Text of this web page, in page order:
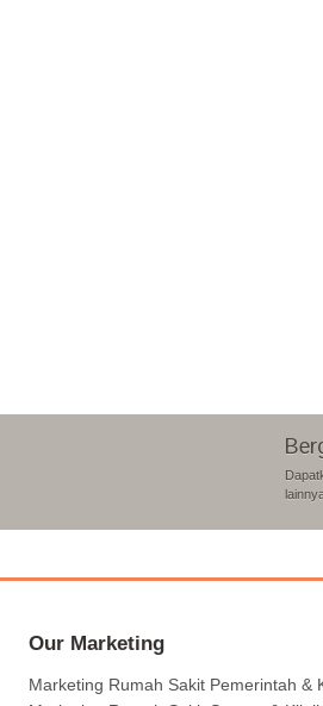
Our Marketing
Marketing Rumah Sakit Pemerintah &